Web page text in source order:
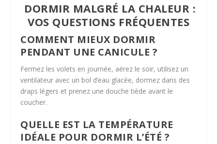
DORMIR MALGRÉ LA CHALEUR :
VOS QUESTIONS FRÉQUENTES
COMMENT MIEUX DORMIR
PENDANT UNE CANICULE ?
Fermez les volets en journée, aérez le soir, utilisez un
ventilateur avec un bol d’eau glacée, dormez dans des
draps légers et prenez une douche tiède avant le
coucher.
QUELLE EST LA TEMPÉRATURE
IDÉALE POUR DORMIR L’ÉTÉ ?